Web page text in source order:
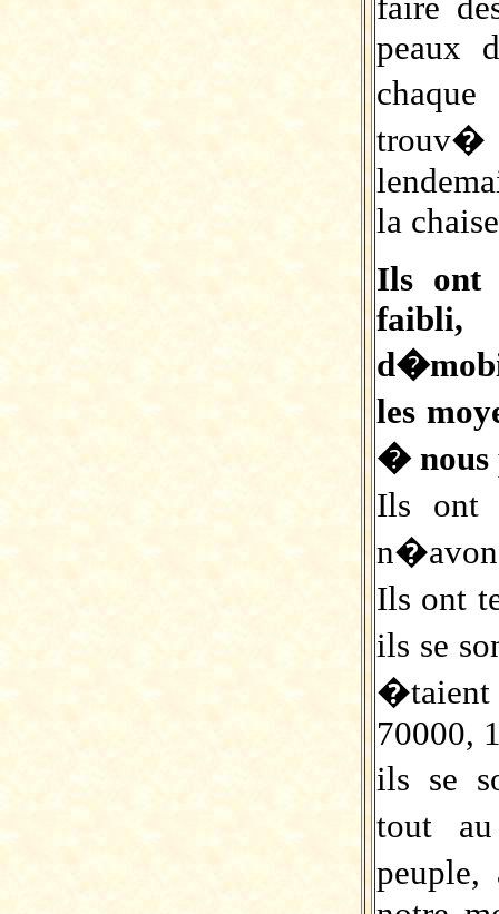
peaux
trouv�
la
Ils ont
faibli,
les
� nous
Ils ont
Ils ont
ils se
70000,
ils se
tout